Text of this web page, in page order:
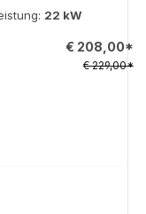
22 kW
€ 208,00*
€ 229,00*